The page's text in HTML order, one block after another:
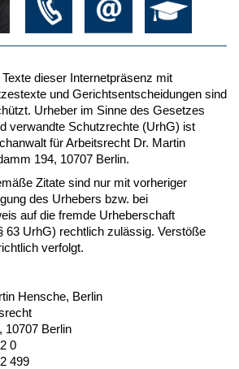
dieser Internetpräsenz mit
und Gerichtsentscheidungen sind
Urheber im Sinne des Gesetzes
verwandte Schutzrechte (UrhG) ist
für Arbeitsrecht Dr. Martin
194, 10707 Berlin.
Zitate sind nur mit vorheriger
des Urhebers bzw. bei
auf die fremde Urheberschaft
63 UrhG) rechtlich zulässig. Verstöße
verfolgt.
Hensche, Berlin
10707 Berlin
0
499